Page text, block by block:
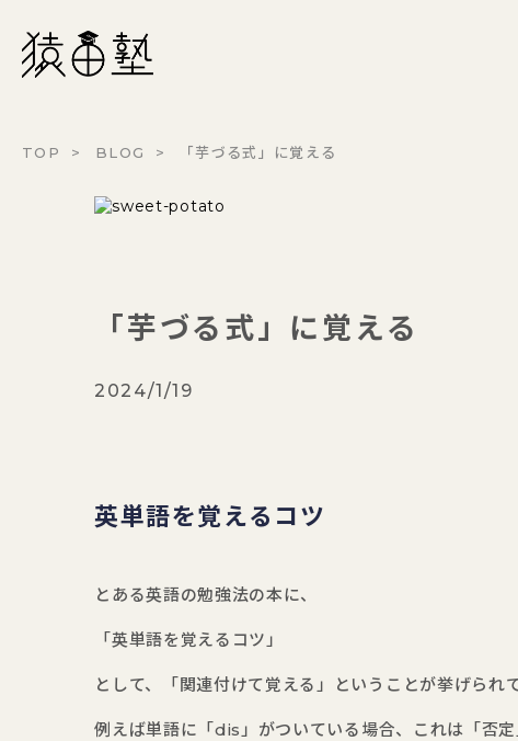
猿田塾
TOP BLOG 「芋づる式」に覚える
「芋づる式」に覚える
2024/1/19
英単語を覚えるコツ
とある英語の勉強法の本に、
「英単語を覚えるコツ」
として、「関連付けて覚える」ということが挙げられ
例えば単語に「dis」がついている場合、これは「否定